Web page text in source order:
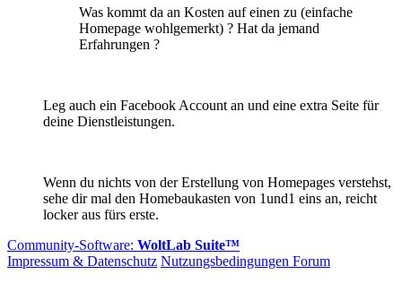
Was kommt da an Kosten auf einen zu (einfache
Homepage wohlgemerkt) ? Hat da jemand
Erfahrungen ?
Leg auch ein Facebook Account an und eine extra Seite für
deine Dienstleistungen.
Wenn du nichts von der Erstellung von Homepages verstehst,
sehe dir mal den Homebaukasten von 1und1 eins an, reicht
locker aus fürs erste.
Community-Software: WoltLab Suite™
Impressum & Datenschutz Nutzungsbedingungen Forum